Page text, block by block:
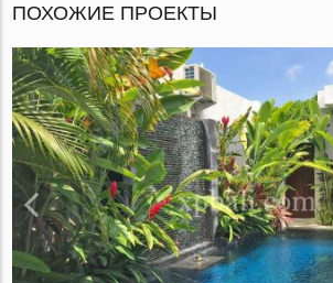
ПОХОЖИЕ ПРОЕКТЫ